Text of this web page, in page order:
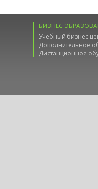
БИЗНЕС
Учебный бизнес
Дополнительное
Дистанционное